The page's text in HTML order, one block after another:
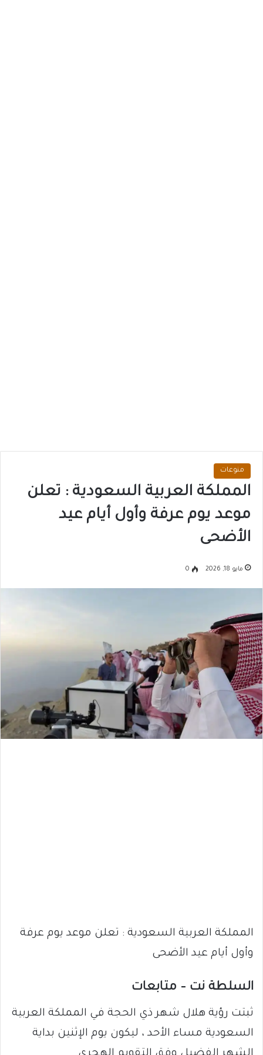
منوعات
المملكة العربية السعودية : تعلن
موعد يوم عرفة وأول أيام عيد
الأضحى
مايو 18, 2026 0
المملكة العربية السعودية : تعلن موعد يوم عرفة
وأول أيام عيد الأضحى
السلطة نت – متابعات
ثبتت رؤية هلال شهر ذي الحجة في المملكة العربية
السعودية مساء الأحد ، ليكون يوم الإثنين بداية